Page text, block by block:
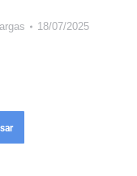
18/07/2025